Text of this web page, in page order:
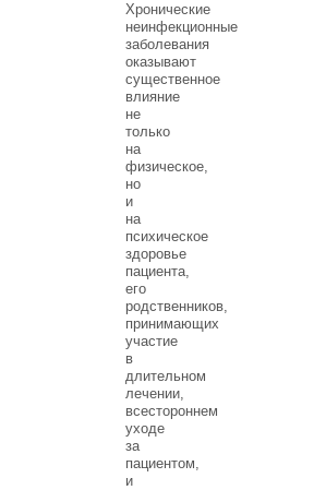
Хронические
неинфекционные
заболевания
оказывают
существенное
влияние
не
только
на
физическое,
но
и
на
психическое
здоровье
пациента,
его
родственников,
принимающих
участие
в
длительном
лечении,
всестороннем
уходе
за
пациентом,
и